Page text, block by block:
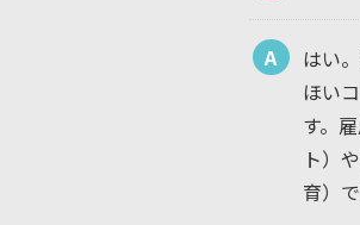
A
はい
ほい
す。
ト）
育）